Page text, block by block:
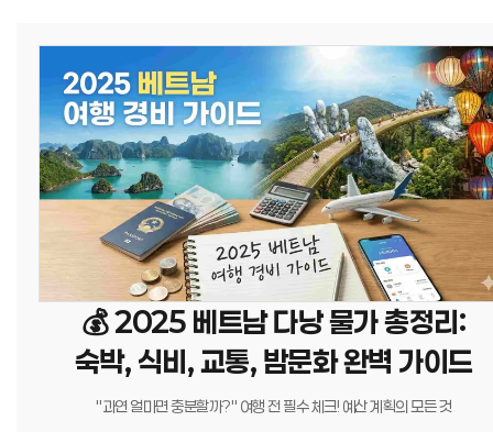
💰 2025 베트남 다낭 물가 총정리:
숙박, 식비, 교통, 밤문화 완벽 가이드
"과연 얼마면 충분할까?" 여행 전 필수 체크! 예산 계획의 모든 것